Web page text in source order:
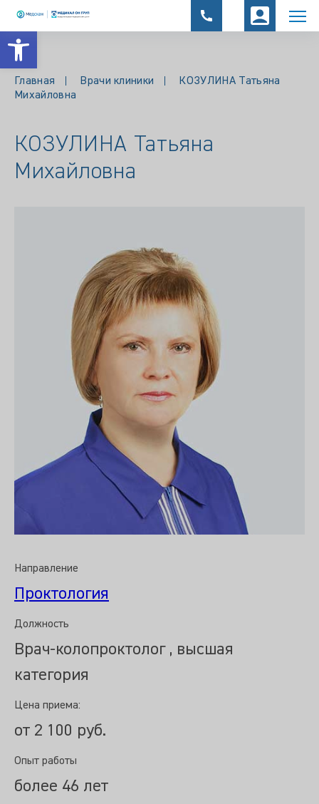
Открыть панель инструментов
Главная Врачи клиники
КОЗУЛИНА Татьяна
Михайловна
КОЗУЛИНА Татьяна
Михайловна
Направление
Проктология
Должность
Врач-колопроктолог , высшая
категория
Цена приема:
от 2 100 руб.
Опыт работы
более 46 лет